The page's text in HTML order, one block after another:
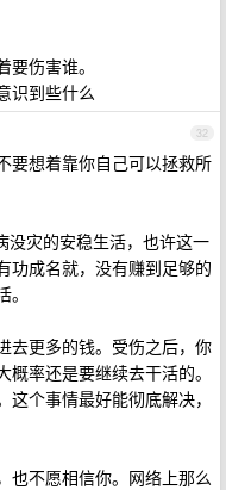
伤害谁。
识到些什么
32
要想着靠你自己可以拯救所
没灾的安稳生活，也许这一
功成名就，没有赚到足够的
去更多的钱。受伤之后，你
率还是要继续去干活的。
个事情最好能彻底解决，
也不愿相信你。网络上那么